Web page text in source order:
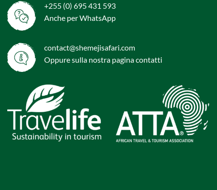
+255 (0) 695 431 593
Anche per WhatsApp
contact@shemejisafari.com
Oppure sulla nostra paginacontatti